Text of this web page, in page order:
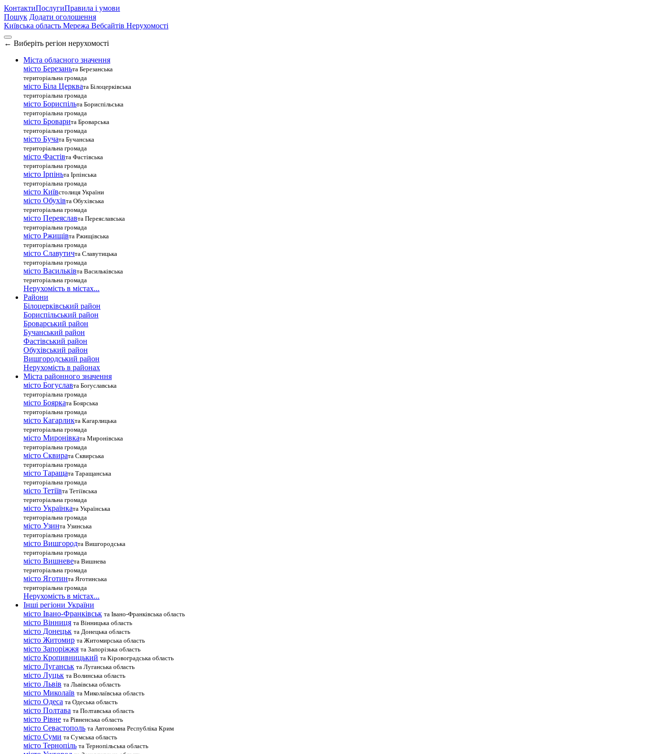
КонтактиПослугиПравила і умови
Пошук Додати оголошення
Київська область Мережа Вебсайтів Нерухомості
← Виберіть регіон нерухомості
Міста обласного значення
місто Березаньта Березанська
територіальна громада
місто Біла Церквата Білоцерківська
територіальна громада
місто Бориспільта Бориспільська
територіальна громада
місто Броварита Броварська
територіальна громада
місто Бучата Бучанська
територіальна громада
місто Фастівта Фастівська
територіальна громада
місто Ірпіньта Ірпінська
територіальна громада
місто Київстолиця України
місто Обухівта Обухівська
територіальна громада
місто Переяславта Переяславська
територіальна громада
місто Ржищівта Ржищівська
територіальна громада
місто Славутичта Славутицька
територіальна громада
місто Василькiвта Васильківська
територіальна громада
Нерухомість в містах...
Райони
Білоцерківський район
Бориспільський район
Броварський район
Бучанський район
Фастівський район
Обухівський район
Вишгородський район
Нерухомість в районах
Міста районного значення
місто Богуславта Богуславська
територіальна громада
місто Боярката Боярська
територіальна громада
місто Кагарликта Кагарлицька
територіальна громада
місто Миронівката Миронівська
територіальна громада
місто Сквирата Сквирська
територіальна громада
місто Таращата Таращанська
територіальна громада
місто Тетіївта Тетіївська
територіальна громада
місто Українката Українська
територіальна громада
місто Узинта Узинська
територіальна громада
місто Вишгородта Вишгородська
територіальна громада
місто Вишневета Вишнева
територіальна громада
місто Яготинта Яготинська
територіальна громада
Нерухомість в містах...
Інші регіони України
місто Івано-Франківськ та Івано-Франківська область
місто Вінниця та Вінницька область
місто Донецьк та Донецька область
місто Житомир та Житомирська область
місто Запоріжжя та Запорізька область
місто Кропивницький та Кіровоградська область
місто Луганськ та Луганська область
місто Луцьк та Волинська область
місто Львів та Львівська область
місто Миколаїв та Миколаївська область
місто Одеса та Одеська область
місто Полтава та Полтавська область
місто Рівне та Рівненська область
місто Севастополь та Автономна Республіка Крим
місто Суми та Сумська область
місто Тернопіль та Тернопільська область